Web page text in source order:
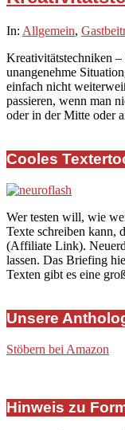
2021-
14
In: Allgemein,
Kreativitätstechniken
unangenehme
einfach nicht
passieren, wenn man
oder in der Mitte oder
Cooles
Wer testen will, wie
Texte schreiben kann,
(Affiliate Link).
lassen. Das Briefing
Texten gibt es eine
Unsere
Stöbern bei Amazon
Hinweis zu